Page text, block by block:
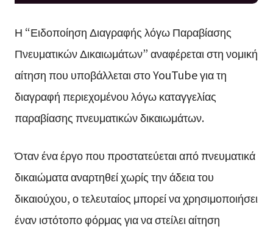
Η “Ειδοποίηση Διαγραφής λόγω Παραβίασης
Πνευματικών Δικαιωμάτων” αναφέρεται στη νομική
αίτηση που υποβάλλεται στο YouTube για τη
διαγραφή περιεχομένου λόγω καταγγελίας
παραβίασης πνευματικών δικαιωμάτων.
Όταν ένα έργο που προστατεύεται από πνευματικά
δικαιώματα αναρτηθεί χωρίς την άδεια του
δικαιούχου, ο τελευταίος μπορεί να χρησιμοποιήσει
έναν ιστότοπο φόρμας για να στείλει αίτηση